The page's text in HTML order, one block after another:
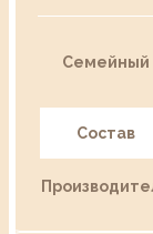
Семейный
Состав